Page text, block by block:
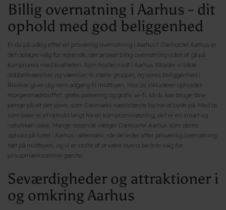
Billig overnatning i Aarhus - dit
ophold med god beliggenhed
Er du på udkig efter en prisvenlig overnatning i Aarhus? Danhostel Aarhus er
det oplagte valg for rejsende, der ønsker billig overnatning uden at gå på
kompromis med kvaliteten. Som hostel midt i Aarhus tilbyder vi både
dobbeltværelser og værelser til større grupper, og vores beliggenhed i
Risskov giver dig nem adgang til midtbyen. Hos os inkluderer opholdet
morgenmadsbuffet, gratis parkering og gratis wi-fi, så du kan bruge dine
penge på alt det sjove, som Danmarks næststørste by har at byde på. Med os
som base er et ophold langt fra en kompromisløsning, det er en smart og
naturskøn oase. Mange rejsende vælger Danhostel Aarhus som deres
ophold på hotel i Aarhus -alternativ, når de leder efter prisvenlig overnatning
tæt på midtbyen, og vi er stolte af at være byens bedste valg for
prisopmærksomme gæster.
Seværdigheder og attraktioner i
og omkring Aarhus